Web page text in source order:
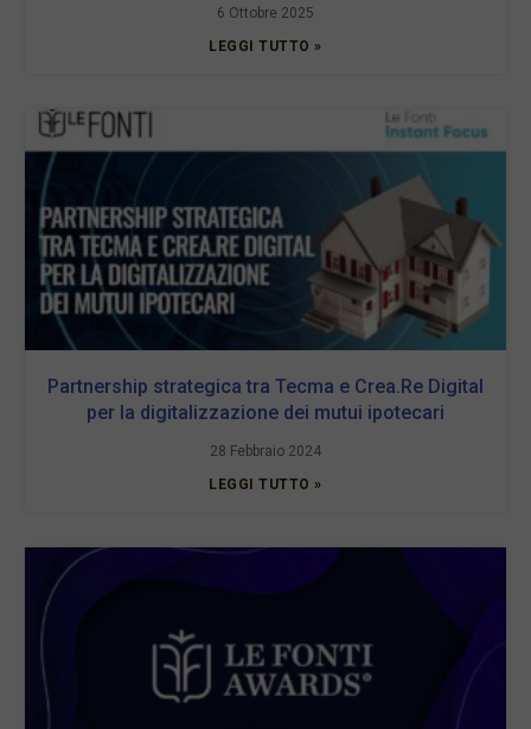
6 Ottobre 2025
LEGGI TUTTO »
Partnership strategica tra Tecma e Crea.Re Digital
per la digitalizzazione dei mutui ipotecari
28 Febbraio 2024
LEGGI TUTTO »